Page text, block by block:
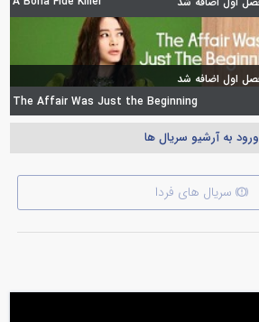
The Affair Was Just the Beginning
ورود به آرشیو سریال ها
سریال های فردا